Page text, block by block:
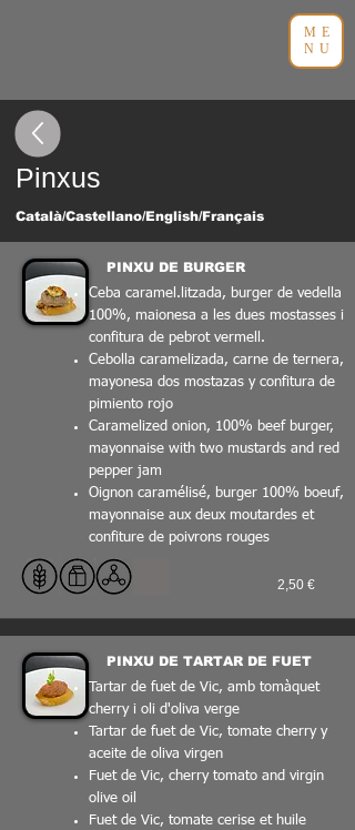
ME
NU
Pinxus
Català/Castellano/English/Français
PINXU DE BURGER
Ceba caramel.litzada, burger de vedella
100%, maionesa a les dues mostasses i
confitura de pebrot vermell.
Cebolla caramelizada, carne de ternera,
mayonesa dos mostazas y confitura de
pimiento rojo
Caramelized onion, 100% beef burger,
mayonnaise with two mustards and red
pepper jam
Oignon caramélisé, burger 100% boeuf,
mayonnaise aux deux moutardes et
confiture de poivrons rouges
2,50 €
PINXU DE TARTAR DE FUET
Tartar de fuet de Vic, amb tomàquet
cherry i oli d'oliva verge
Tartar de fuet de Vic, tomate cherry y
aceite de oliva virgen
Fuet de Vic, cherry tomato and virgin
olive oil
Fuet de Vic, tomate cerise et huile